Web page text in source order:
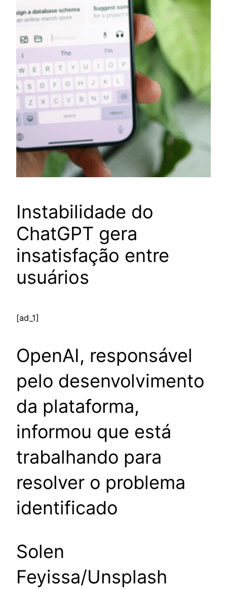
Instabilidade do
ChatGPT gera
insatisfação entre
usuários
[ad_1]
OpenAI, responsável
pelo desenvolvimento
da plataforma,
informou que está
trabalhando para
resolver o problema
identificado
Solen
Feyissa/Unsplash